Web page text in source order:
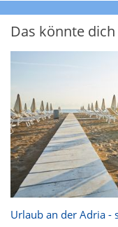
Das könnte
Urlaub an der Adria -